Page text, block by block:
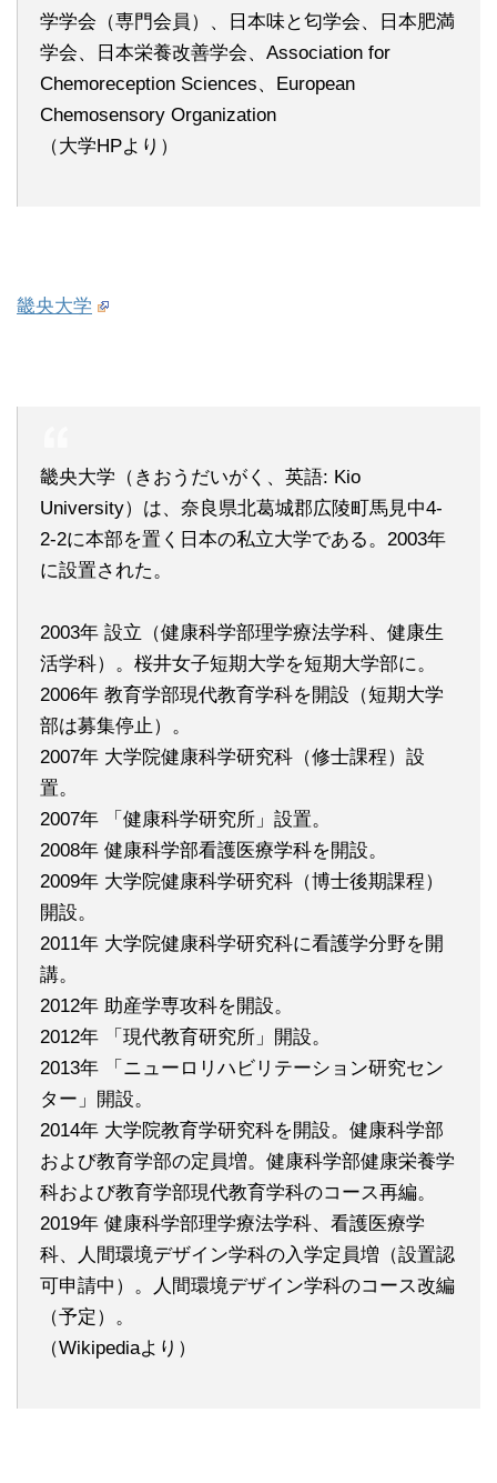
学学会（専門会員）、日本味と匂学会、日本肥満
学会、日本栄養改善学会、Association for
Chemoreception Sciences、European
Chemosensory Organization
（大学HPより）
畿央大学
畿央大学（きおうだいがく、英語: Kio
University）は、奈良県北葛城郡広陵町馬見中4-
2-2に本部を置く日本の私立大学である。2003年
に設置された。
2003年 設立（健康科学部理学療法学科、健康生
活学科）。桜井女子短期大学を短期大学部に。
2006年 教育学部現代教育学科を開設（短期大学
部は募集停止）。
2007年 大学院健康科学研究科（修士課程）設
置。
2007年 「健康科学研究所」設置。
2008年 健康科学部看護医療学科を開設。
2009年 大学院健康科学研究科（博士後期課程）
開設。
2011年 大学院健康科学研究科に看護学分野を開
講。
2012年 助産学専攻科を開設。
2012年 「現代教育研究所」開設。
2013年 「ニューロリハビリテーション研究セン
ター」開設。
2014年 大学院教育学研究科を開設。健康科学部
および教育学部の定員増。健康科学部健康栄養学
科および教育学部現代教育学科のコース再編。
2019年 健康科学部理学療法学科、看護医療学
科、人間環境デザイン学科の入学定員増（設置認
可申請中）。人間環境デザイン学科のコース改編
（予定）。
（Wikipediaより）